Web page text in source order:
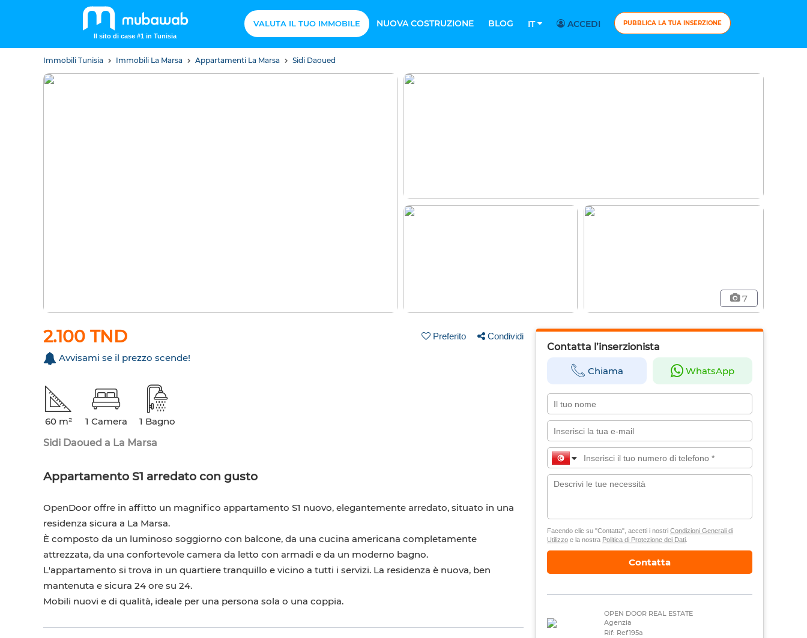
Il sito di case #1 in Tunisia
VALUTA IL TUO IMMOBILE NUOVA COSTRUZIONE BLOG IT ACCEDI PUBBLICA LA TUA INSERZIONE
Immobili Tunisia Immobili La Marsa Appartamenti La Marsa Sidi Daoued
7
2.100 TND Preferito Condividi
Avvisami se il prezzo scende!
60 m² 1 Camera
1 Bagno
Sidi Daoued a La Marsa
Appartamento S1 arredato con gusto
OpenDoor offre in affitto un magnifico appartamento S1 nuovo, elegantemente arredato, situato in una
residenza sicura a La Marsa.
È composto da un luminoso soggiorno con balcone, da una cucina americana completamente
attrezzata, da una confortevole camera da letto con armadi e da un moderno bagno.
L'appartamento si trova in un quartiere tranquillo e vicino a tutti i servizi. La residenza è nuova, ben
mantenuta e sicura 24 ore su 24.
Mobili nuovi e di qualità, ideale per una persona sola o una coppia.
Contatta l’inserzionista
Chiama WhatsApp
Facendo clic su "Contatta", accetti i nostri Condizioni Generali di
Utilizzoe la nostra Politica di Protezione dei Dati.
Contatta
OPEN DOOR REAL ESTATE
Agenzia
Rif: Ref195a